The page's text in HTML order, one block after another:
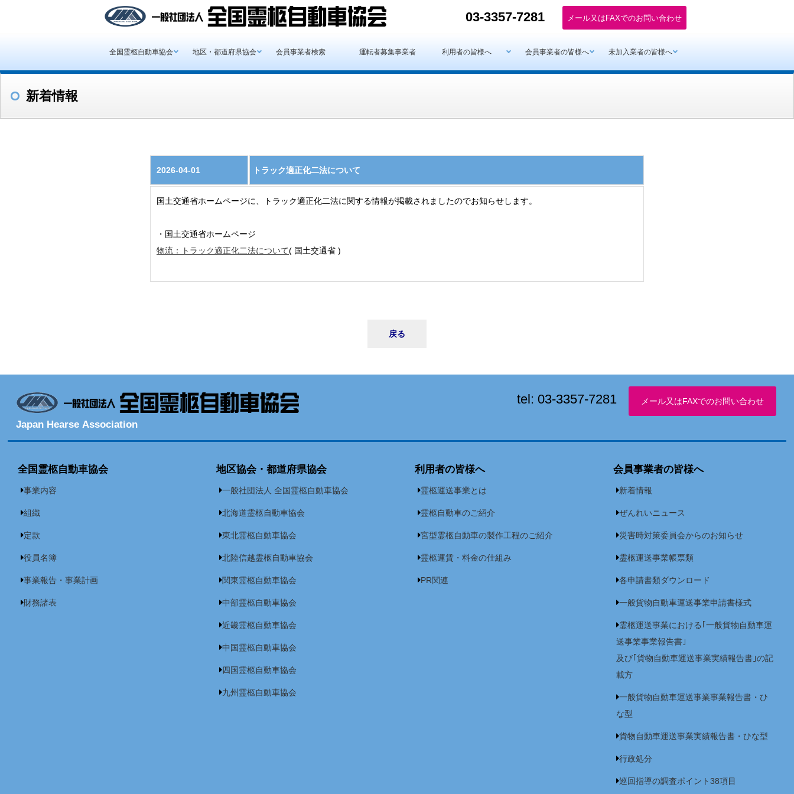
03-3357-7281
全国霊柩自動車協会 地区・都道府県協会 会員事業者検索 運転者募集事業者 利用者の皆様へ 会員事業者の皆様へ 未加入業者の皆様へ
新着情報
2026-04-01 トラック適正化二法について
国土交通省ホームページに、トラック適正化二法に関する情報が掲載されましたのでお知らせします。
・国土交通省ホームページ
物流：トラック適正化二法について( 国土交通省 )
戻る
Japan Hearse Association
tel: 03-3357-7281
全国霊柩自動車協会
事業内容
組織
定款
役員名簿
事業報告・事業計画
財務諸表
地区協会・都道府県協会
一般社団法人 全国霊柩自動車協会
北海道霊柩自動車協会
東北霊柩自動車協会
北陸信越霊柩自動車協会
関東霊柩自動車協会
中部霊柩自動車協会
近畿霊柩自動車協会
中国霊柩自動車協会
四国霊柩自動車協会
九州霊柩自動車協会
利用者の皆様へ
霊柩運送事業とは
霊柩自動車のご紹介
宮型霊柩自動車の製作工程のご紹介
霊柩運賃・料金の仕組み
PR関連
会員事業者の皆様へ
新着情報
ぜんれいニュース
災害時対策委員会からのお知らせ
霊柩運送事業帳票類
各申請書類ダウンロード
一般貨物自動車運送事業申請書様式
霊柩運送事業における｢一般貨物自動車運
送事業事業報告書｣
及び｢貨物自動車運送事業実績報告書｣の記
載方
一般貨物自動車運送事業事業報告書・ひ
な型
貨物自動車運送事業実績報告書・ひな型
行政処分
巡回指導の調査ポイント38項目